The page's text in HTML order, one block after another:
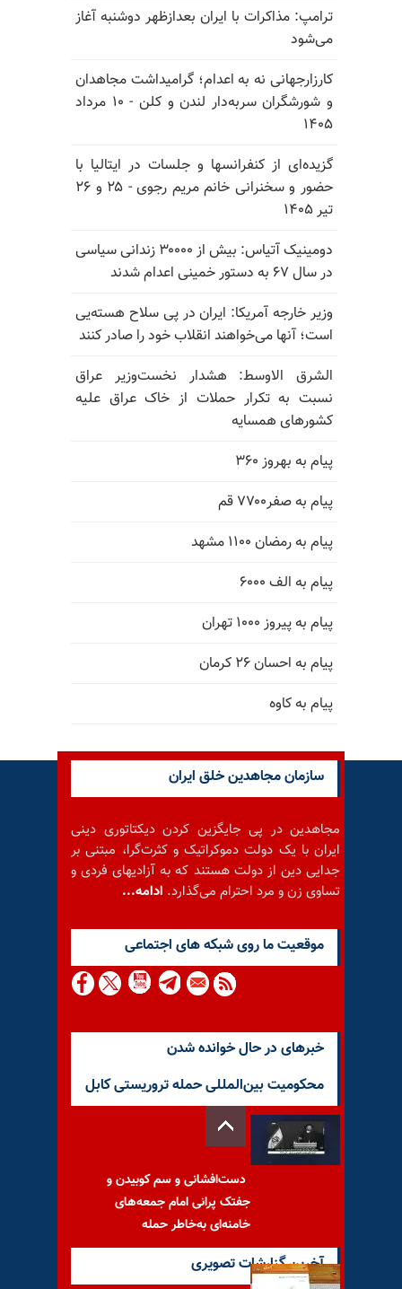
ترامپ: مذاکرات با ایران بعدازظهر دوشنبه آغاز
می‌شود
کارزارجهانی نه به اعدام؛ گرامیداشت مجاهدان
و شورشگران سربه‌دار لندن و کلن - ۱۰ مرداد
۱۴۰۵
گزیده‌ای از کنفرانسها و جلسات در ایتالیا با
حضور و سخنرانی خانم مریم رجوی - ۲۵ و ۲۶
تیر ۱۴۰۵
دومینیک آتیاس: بیش از ۳۰۰۰۰ زندانی سیاسی
در سال ۶۷ به دستور خمینی اعدام شدند
وزیر خارجه آمریکا: ایران در پی سلاح هسته‌یی
است؛ آنها می‌خواهند انقلاب خود را صادر کنند
الشرق الاوسط: هشدار نخست‌وزیر عراق
نسبت به تکرار حملات از خاک عراق علیه
کشورهای همسایه
پیام به بهروز ۳۶۰
پیام به صفر۷۷۰۰ قم
پیام به رمضان ۱۱۰۰ مشهد
پیام به الف ۶۰۰۰
پیام به پیروز ۱۰۰۰ تهران
پیام به احسان ۲۶ کرمان
پیام به کاوه
سازمان مجاهدین خلق ایران
مجاهدین در پی جایگزین کردن دیکتاتوری دینی
ایران با یک دولت دموکراتیک و کثرت‌گرا، مبتنی بر
جدایی دین از دولت هستند که به آزادیهای فردی و
تساوی زن و مرد احترام می‌گذارد. ادامه...
موقعيت ما روى شبكه هاى اجتماعى
خبرهای در حال خوانده شدن
محکومیت بین‌المللی حمله تروریستی کابل
دست‌افشانی و سم کوبیدن و
جفتک پرانی امام جمعه‌های
خامنه‌ای به‌خاطر حمله
آخرین گزارشات تصویری